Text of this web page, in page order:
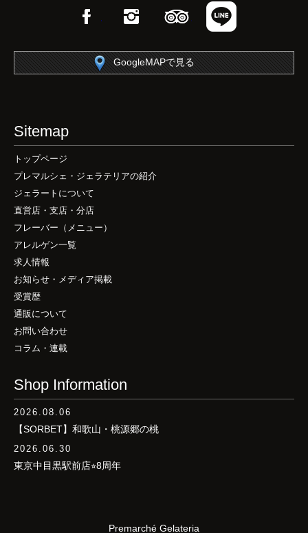
FacebookInstagramTripAdvisor
GoogleMAPで見る
Sitemap
トップページ
プレマルシェ・ジェラテリアの紹介
ジェラートについて
直営店・支店・分店
フレーバー（メニュー）
アレルゲン一覧
求人情報
お知らせ・メディア掲載
受賞歴
通販について
お問い合わせ
コラム・連載
Shop Information
2026.08.06
【SORBET】和歌山・桃源郷の桃
2026.06.30
東京中目黒駅前店⭐︎8周年
Premarché Gelateria